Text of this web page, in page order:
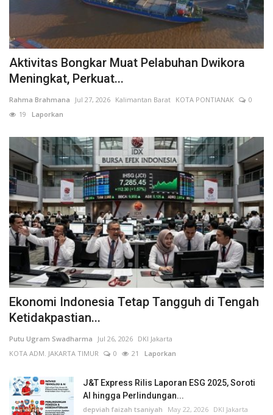
Aktivitas Bongkar Muat Pelabuhan Dwikora
Meningkat, Perkuat...
Rahma Brahmana Jul 27, 2026 Kalimantan Barat KOTA PONTIANAK
0
19 Laporkan
Ekonomi Indonesia Tetap Tangguh di Tengah
Ketidakpastian...
Putu Ugram Swadharma Jul 26, 2026 DKI Jakarta
KOTA ADM. JAKARTA TIMUR
0 21 Laporkan
J&T Express Rilis Laporan ESG 2025, Soroti
AI hingga Perlindungan...
depviah faizah tsaniyah May 22, 2026 DKI Jakarta